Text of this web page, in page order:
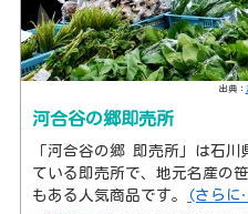
出典：
河合谷の郷即売所
「河合谷の郷 即売所」は石
ている即売所で、地元名産の
もある人気商品です。
(さら